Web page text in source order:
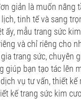
giản là muốn nâng
tinh tế và sang
ấy, mẫu trang sức
và chỉ riêng cho
trang sức, chuyên
giúp bạn tạo tác lên
vụ tư vấn, thiết kế
kế trang sức kim